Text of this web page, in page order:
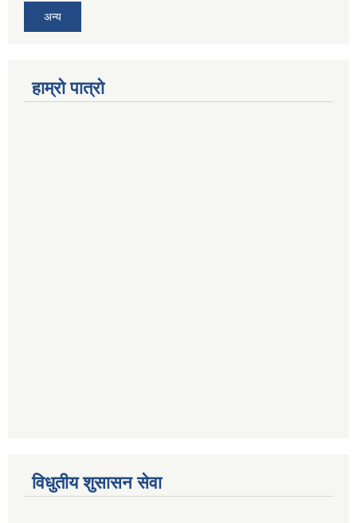
अन्य
हाम्रो पात्रो
विधुतीय शुसासन सेवा